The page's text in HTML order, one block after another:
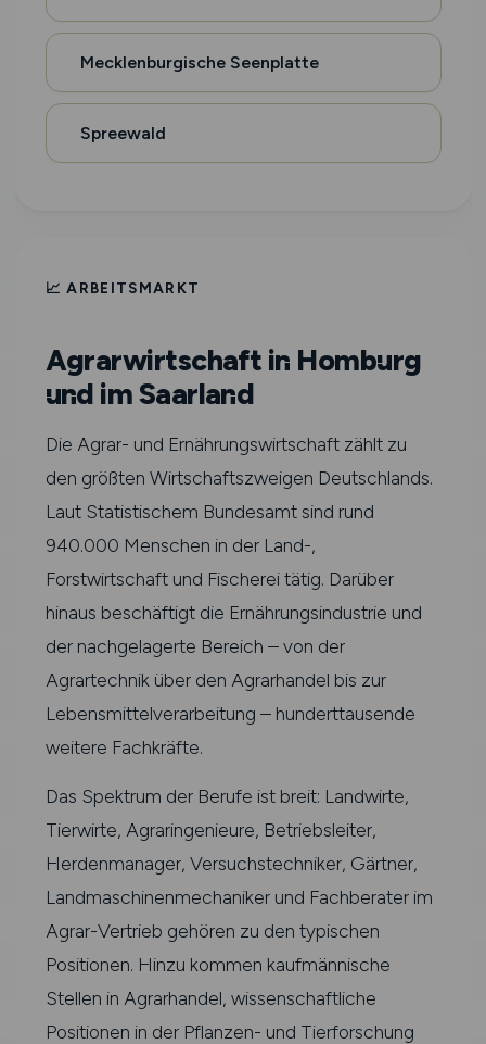
Mecklenburgische Seenplatte
Spreewald
📈 ARBEITSMARKT
Agrarwirtschaft in Homburg
und im Saarland
Die Agrar- und Ernährungswirtschaft zählt zu
den größten Wirtschaftszweigen Deutschlands.
Laut Statistischem Bundesamt sind rund
940.000 Menschen in der Land-,
Forstwirtschaft und Fischerei tätig. Darüber
hinaus beschäftigt die Ernährungsindustrie und
der nachgelagerte Bereich – von der
Agrartechnik über den Agrarhandel bis zur
Lebensmittelverarbeitung – hunderttausende
weitere Fachkräfte.
Das Spektrum der Berufe ist breit: Landwirte,
Tierwirte, Agraringenieure, Betriebsleiter,
Herdenmanager, Versuchstechniker, Gärtner,
Landmaschinenmechaniker und Fachberater im
Agrar-Vertrieb gehören zu den typischen
Positionen. Hinzu kommen kaufmännische
Stellen in Agrarhandel, wissenschaftliche
Positionen in der Pflanzen- und Tierforschung